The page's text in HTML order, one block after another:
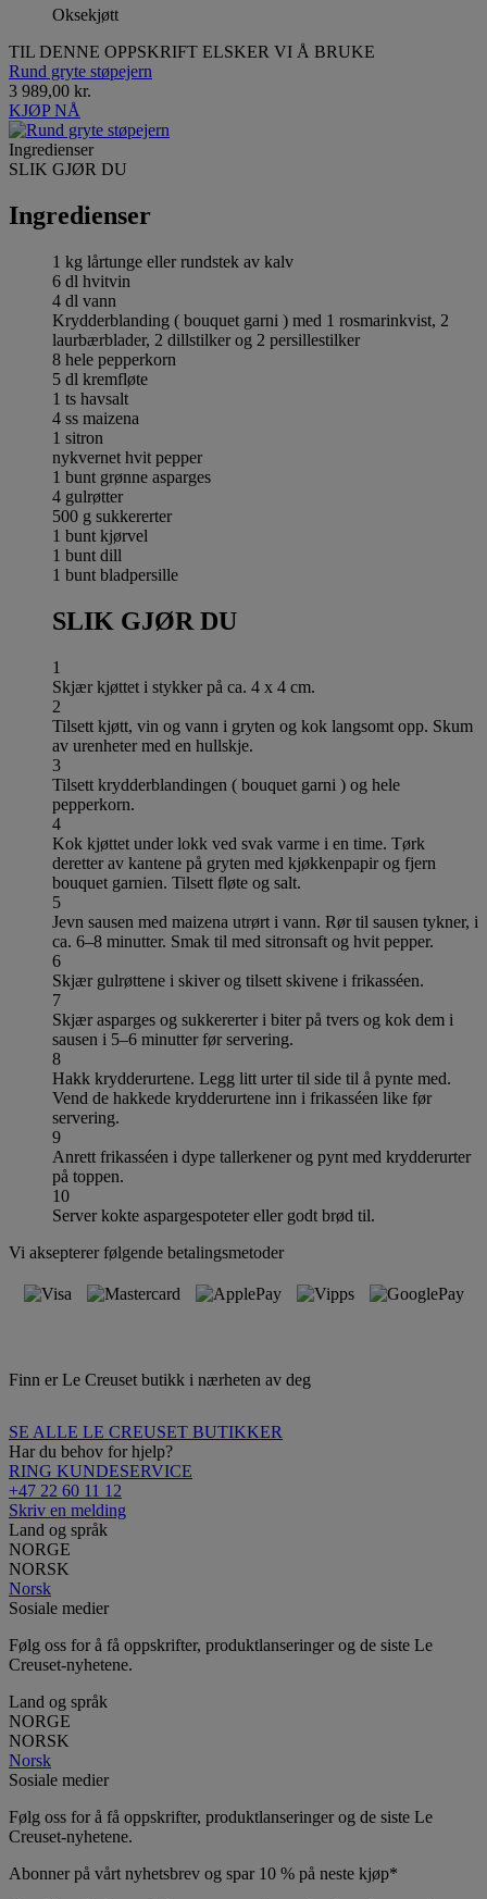
Oksekjøtt
TIL DENNE OPPSKRIFT ELSKER VI Å BRUKE
Rund gryte støpejern
3 989,00 kr.
KJØP NÅ
Ingredienser
SLIK GJØR DU
Ingredienser
1 kg lårtunge eller rundstek av kalv
6 dl hvitvin
4 dl vann
Krydderblanding ( bouquet garni ) med 1 rosmarinkvist, 2
laurbærblader, 2 dillstilker og 2 persillestilker
8 hele pepperkorn
5 dl kremfløte
1 ts havsalt
4 ss maizena
1 sitron
nykvernet hvit pepper
1 bunt grønne asparges
4 gulrøtter
500 g sukkererter
1 bunt kjørvel
1 bunt dill
1 bunt bladpersille
SLIK GJØR DU
1
Skjær kjøttet i stykker på ca. 4 x 4 cm.
2
Tilsett kjøtt, vin og vann i gryten og kok langsomt opp. Skum
av urenheter med en hullskje.
3
Tilsett krydderblandingen ( bouquet garni ) og hele
pepperkorn.
4
Kok kjøttet under lokk ved svak varme i en time. Tørk
deretter av kantene på gryten med kjøkkenpapir og fjern
bouquet garnien. Tilsett fløte og salt.
5
Jevn sausen med maizena utrørt i vann. Rør til sausen tykner, i
ca. 6–8 minutter. Smak til med sitronsaft og hvit pepper.
6
Skjær gulrøttene i skiver og tilsett skivene i frikasséen.
7
Skjær asparges og sukkererter i biter på tvers og kok dem i
sausen i 5–6 minutter før servering.
8
Hakk krydderurtene. Legg litt urter til side til å pynte med.
Vend de hakkede krydderurtene inn i frikasséen like før
servering.
9
Anrett frikasséen i dype tallerkener og pynt med krydderurter
på toppen.
10
Server kokte aspargespoteter eller godt brød til.
Vi aksepterer følgende betalingsmetoder
Finn er Le Creuset butikk i nærheten av deg
SE ALLE LE CREUSET BUTIKKER
Har du behov for hjelp?
RING KUNDESERVICE
+47 22 60 11 12
Skriv en melding
Land og språk
NORGE
NORSK
Norsk
Sosiale medier
Følg oss for å få oppskrifter, produktlanseringer og de siste Le
Creuset-nyhetene.
Land og språk
NORGE
NORSK
Norsk
Sosiale medier
Følg oss for å få oppskrifter, produktlanseringer og de siste Le
Creuset-nyhetene.
Abonner på vårt nyhetsbrev og spar 10 % på neste kjøp*